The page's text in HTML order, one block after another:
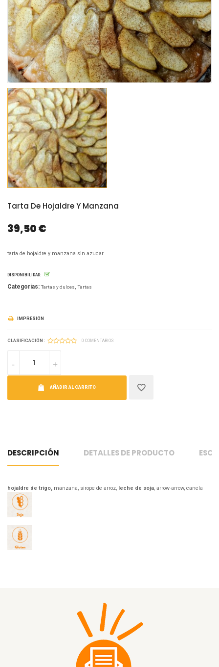
Tarta De Hojaldre Y Manzana
39,50 €
tarta de hojaldre y manzana sin azucar
DISPONIBILIDAD:
Categorias: Tartas y dulces Tartas
IMPRESIÓN
CLASIFICACIÓN : 0 COMENTARIOS
AÑADIR AL CARRITO
DESCRIPCIÓN DETALLES DE PRODUCTO
hojaldre de trigo, manzana, sirope de arroz, leche de soja, arrow-arrow, canela